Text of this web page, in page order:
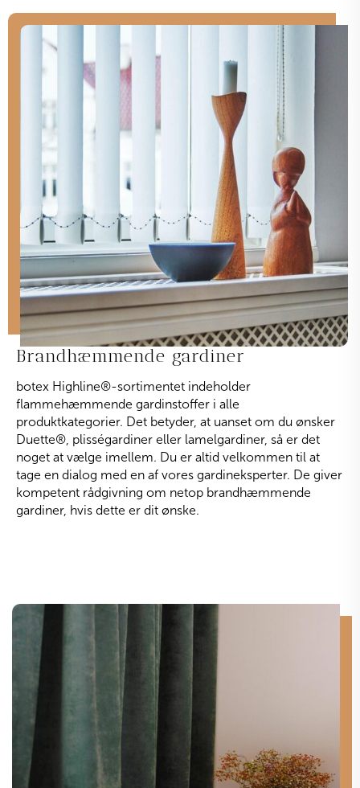
Brandhæmmende gardiner
botex Highline®-sortimentet indeholder
flammehæmmende gardinstoffer i alle
produktkategorier. Det betyder, at uanset om du ønsker
Duette® , plisségardiner eller lamelgardiner, så er det
noget at vælge imellem. Du er altid velkommen til at
tage en dialog med en af vores gardineksperter. De giver
kompetent rådgivning om netop brandhæmmende
gardiner, hvis dette er dit ønske.